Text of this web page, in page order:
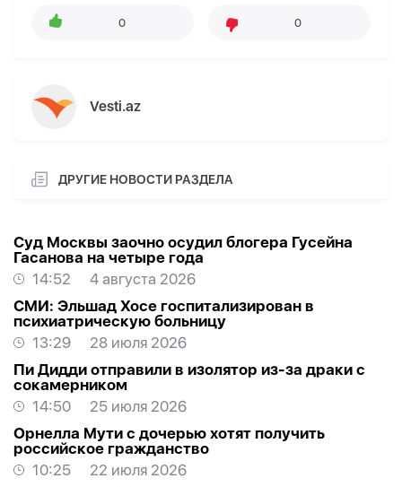
0 0
Vesti.az
ДРУГИЕ НОВОСТИ РАЗДЕЛА
Суд Москвы заочно осудил блогера Гусейна
Гасанова на четыре года
14:52
4 августа 2026
СМИ: Эльшад Хосе госпитализирован в
психиатрическую больницу
13:29
28 июля 2026
Пи Дидди отправили в изолятор из-за драки с
сокамерником
14:50
25 июля 2026
Орнелла Мути с дочерью хотят получить
российское гражданство
10:25
22 июля 2026